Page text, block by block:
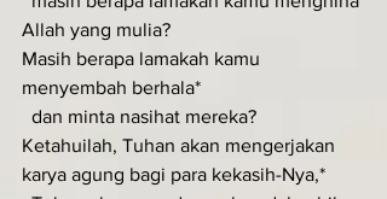
Allah yang mulia?
Masih berapa lamakah kamu
menyembah berhala*
  dan minta nasihat mereka?
Ketahuilah, Tuhan akan mengerjakan
karya agung bagi para kekasih-Nya,*